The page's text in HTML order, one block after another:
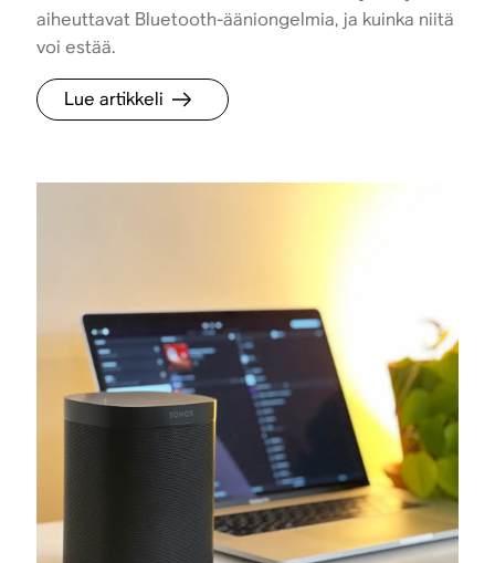
aiheuttavat Bluetooth-ääniongelmia, ja kuinka niitä
voi estää.
Lue artikkeli